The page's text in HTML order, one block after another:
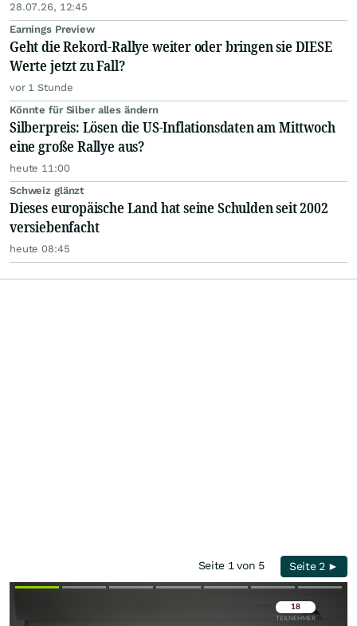
28.07.26, 12:45
Earnings Preview
Geht die Rekord-Rallye weiter oder bringen sie DIESE
Werte jetzt zu Fall?
vor 1 Stunde
Könnte für Silber alles ändern
Silberpreis: Lösen die US-Inflationsdaten am Mittwoch
eine große Rallye aus?
heute 11:00
Schweiz glänzt
Dieses europäische Land hat seine Schulden seit 2002
versiebenfacht
heute 08:45
Seite 1 von 5 Seite 2 ►